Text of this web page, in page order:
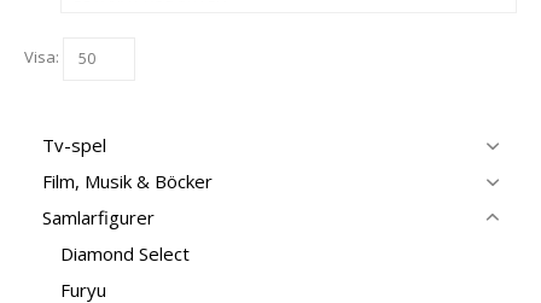
Visa:
Tv-spel
Film, Musik & Böcker
Samlarfigurer
Diamond Select
Furyu